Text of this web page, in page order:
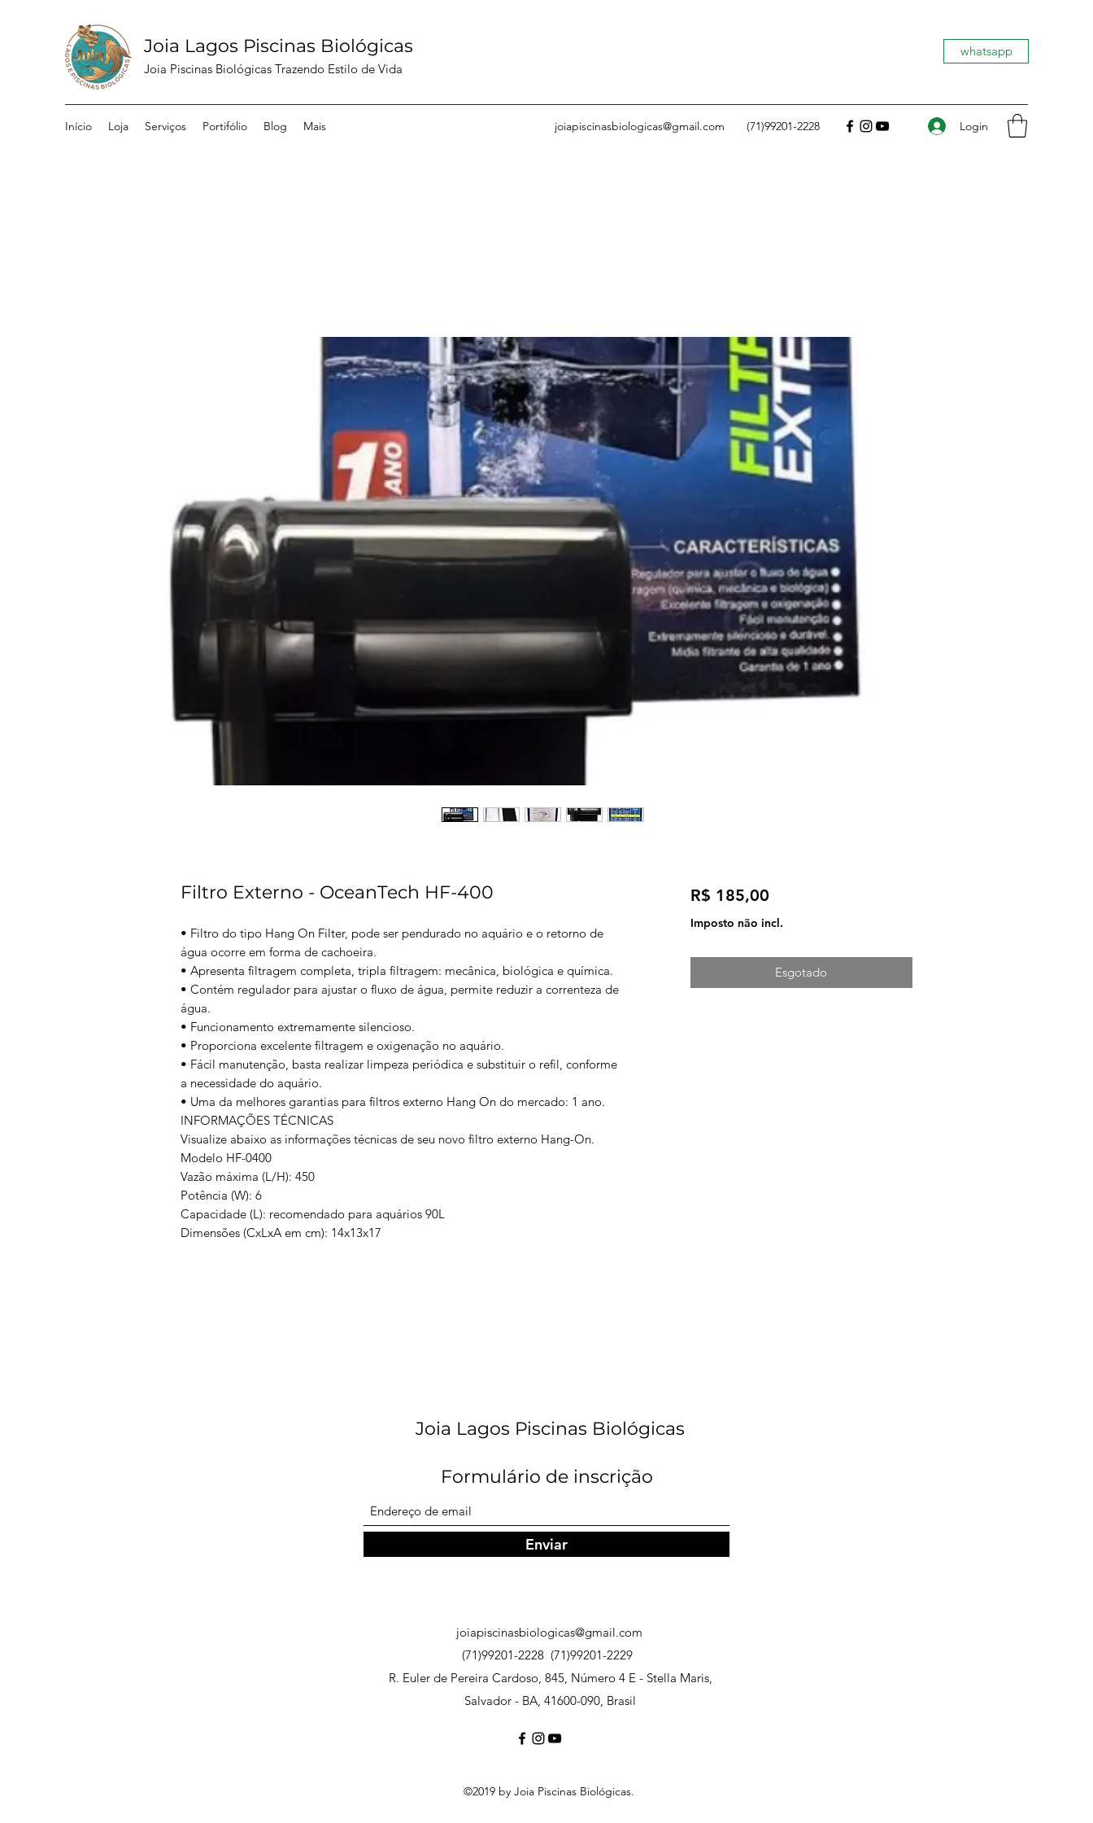
Joia Lagos Piscinas Biológicas
Joia Piscinas Biológicas Trazendo Estilo de Vida
whatsapp
Início Loja Serviços Portifólio Blog Mais joiapiscinasbiologicas@gmail.com (71)99201-2228 Login
Filtro Externo - OceanTech HF-400
• Filtro do tipo Hang On Filter, pode ser pendurado no aquário e o retorno de
água ocorre em forma de cachoeira.
• Apresenta filtragem completa, tripla filtragem: mecânica, biológica e química.
• Contém regulador para ajustar o fluxo de água, permite reduzir a correnteza de
água.
• Funcionamento extremamente silencioso.
• Proporciona excelente filtragem e oxigenação no aquário.
• Fácil manutenção, basta realizar limpeza periódica e substituir o refil, conforme
a necessidade do aquário.
• Uma da melhores garantias para filtros externo Hang On do mercado: 1 ano.
INFORMAÇÕES TÉCNICAS
Visualize abaixo as informações técnicas de seu novo filtro externo Hang-On.
Modelo HF-0400
Vazão máxima (L/H): 450
Potência (W): 6
Capacidade (L): recomendado para aquários 90L
Dimensões (CxLxA em cm): 14x13x17
R$ 185,00Preço
Imposto não incl.
Esgotado
Joia Lagos Piscinas Biológicas
Formulário de inscrição
Enviar
joiapiscinasbiologicas@gmail.com
(71)99201-2228 (71)99201-2229
R. Euler de Pereira Cardoso, 845, Número 4 E - Stella Maris,
Salvador - BA, 41600-090, Brasil
©2019 by Joia Piscinas Biológicas.